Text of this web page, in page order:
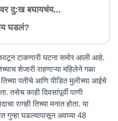
दु:ख बघायचंय...
घडलं?
टाकणारी घटना समोर आली आहे.
शेजारी राहणाऱ्या महिलेने गळा
पतीचे आणि पीडित मुलीच्या आईचे
काही दिवसांपूर्वी पाणी
रागही तिच्या मनात होता. या
गुन्हा घडल्यापासून अवघ्या 48